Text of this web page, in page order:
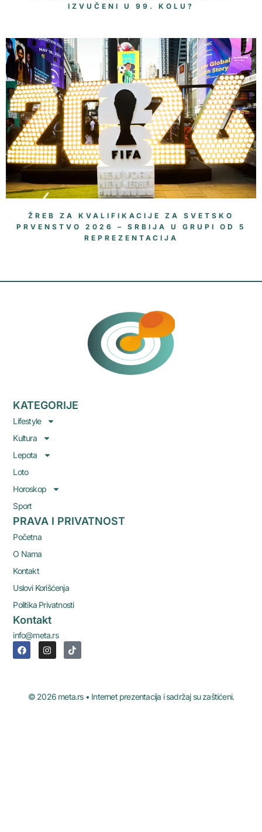
IZVUČENI U 99. KOLU?
ŽREB ZA KVALIFIKACIJE ZA SVETSKO
PRVENSTVO 2026 – SRBIJA U GRUPI OD 5
REPREZENTACIJA
KATEGORIJE
Lifestyle
Kultura
Lepota
Loto
Horoskop
Sport
PRAVA I PRIVATNOST
Početna
O Nama
Kontakt
Uslovi Korišćenja
Politika Privatnosti
Kontakt
info@meta.rs
© 2026 meta.rs • Internet prezentacija i sadržaj su zaštićeni.